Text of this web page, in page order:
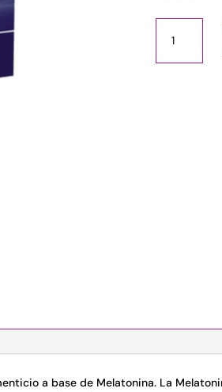
MELATONIN
RETARD
a base de Melatonina. La